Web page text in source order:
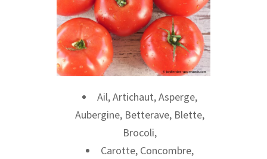
Ail, Artichaut, Asperge,
Aubergine, Betterave, Blette,
Brocoli,
Carotte, Concombre,